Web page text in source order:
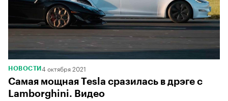
НОВОСТИ 4 октября 2021
Самая мощная Tesla сразилась в дрэге с
Lamborghini. Видео